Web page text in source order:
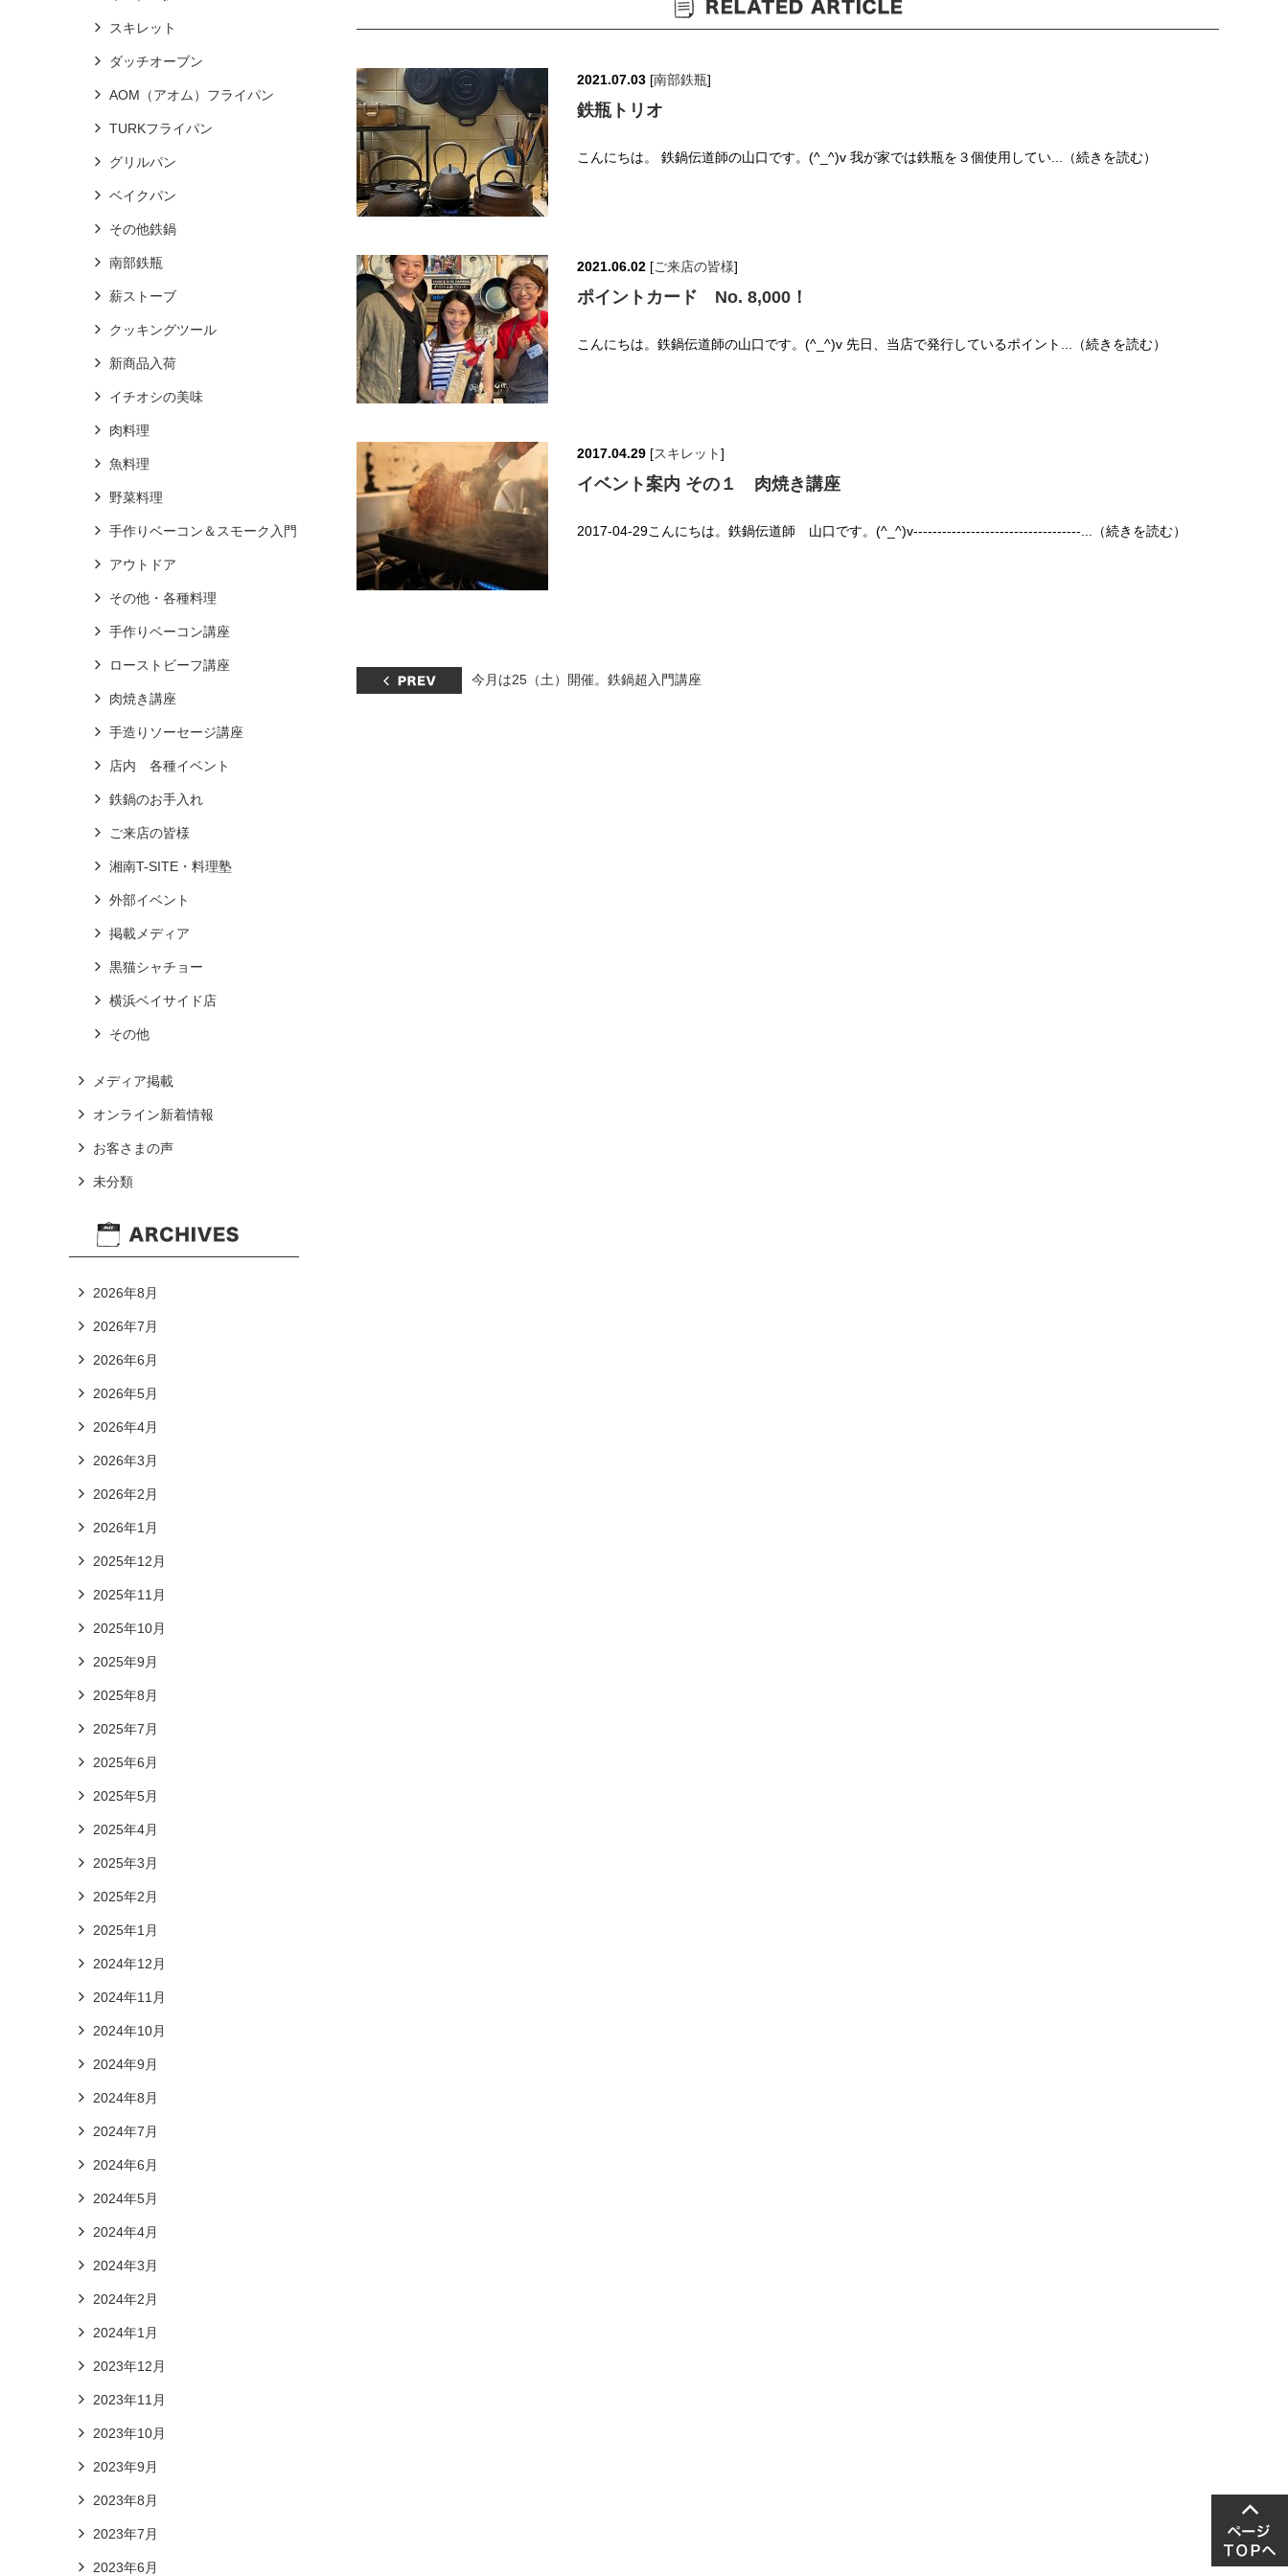
2021.07.03 [南部鉄瓶]
鉄瓶トリオ
こんにちは。 鉄鍋伝道師の山口です。(^_^)v 我が家では鉄瓶を３個使用してい...（続きを読む）
2021.06.02 [ご来店の皆様]
ポイントカード No. 8,000！
こんにちは。鉄鍋伝道師の山口です。(^_^)v 先日、当店で発行しているポイント...（続きを読む）
2017.04.29 [スキレット]
イベント案内 その１ 肉焼き講座
2017-04-29こんにちは。鉄鍋伝道師 山口です。(^_^)v-----------------------------------...（続きを読む）
今月は25（土）開催。鉄鍋超入門講座
スキレット
ダッチオーブン
AOM（アオム）フライパン
TURKフライパン
グリルパン
ベイクパン
その他鉄鍋
南部鉄瓶
薪ストーブ
クッキングツール
新商品入荷
イチオシの美味
肉料理
魚料理
野菜料理
手作りベーコン＆スモーク入門
アウトドア
その他・各種料理
手作りベーコン講座
ローストビーフ講座
肉焼き講座
手造りソーセージ講座
店内 各種イベント
鉄鍋のお手入れ
ご来店の皆様
湘南T-SITE・料理塾
外部イベント
掲載メディア
黒猫シャチョー
横浜ベイサイド店
その他
メディア掲載
オンライン新着情報
お客さまの声
未分類
2026年8月
2026年7月
2026年6月
2026年5月
2026年4月
2026年3月
2026年2月
2026年1月
2025年12月
2025年11月
2025年10月
2025年9月
2025年8月
2025年7月
2025年6月
2025年5月
2025年4月
2025年3月
2025年2月
2025年1月
2024年12月
2024年11月
2024年10月
2024年9月
2024年8月
2024年7月
2024年6月
2024年5月
2024年4月
2024年3月
2024年2月
2024年1月
2023年12月
2023年11月
2023年10月
2023年9月
2023年8月
2023年7月
2023年6月